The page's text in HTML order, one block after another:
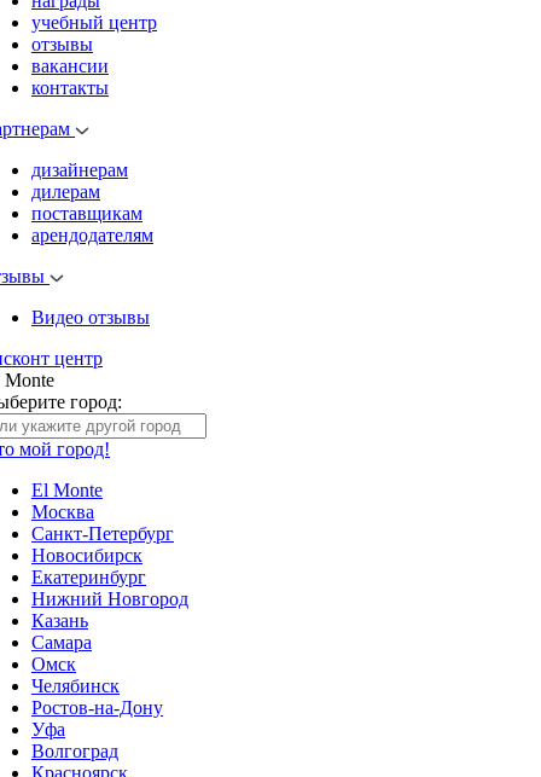
учебный центр
отзывы
вакансии
контакты
дизайнерам
дилерам
поставщикам
арендодателям
Видео отзывы
центр
Monte
город:
мой город!
El Monte
Москва
Санкт-Петербург
Новосибирск
Екатеринбург
Нижний Новгород
Казань
Самара
Омск
Челябинск
Ростов-на-Дону
Уфа
Волгоград
Красноярск